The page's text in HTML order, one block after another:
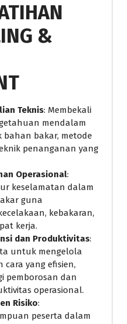
&
Teknis: Membekali
mendalam
bakar, metode
penanganan yang
Operasional:
keselamatan dalam
guna
kebakaran,
kerja.
dan Produktivitas:
untuk mengelola
cara yang efisien,
pemborosan dan
operasional.
Risiko:
peserta dalam